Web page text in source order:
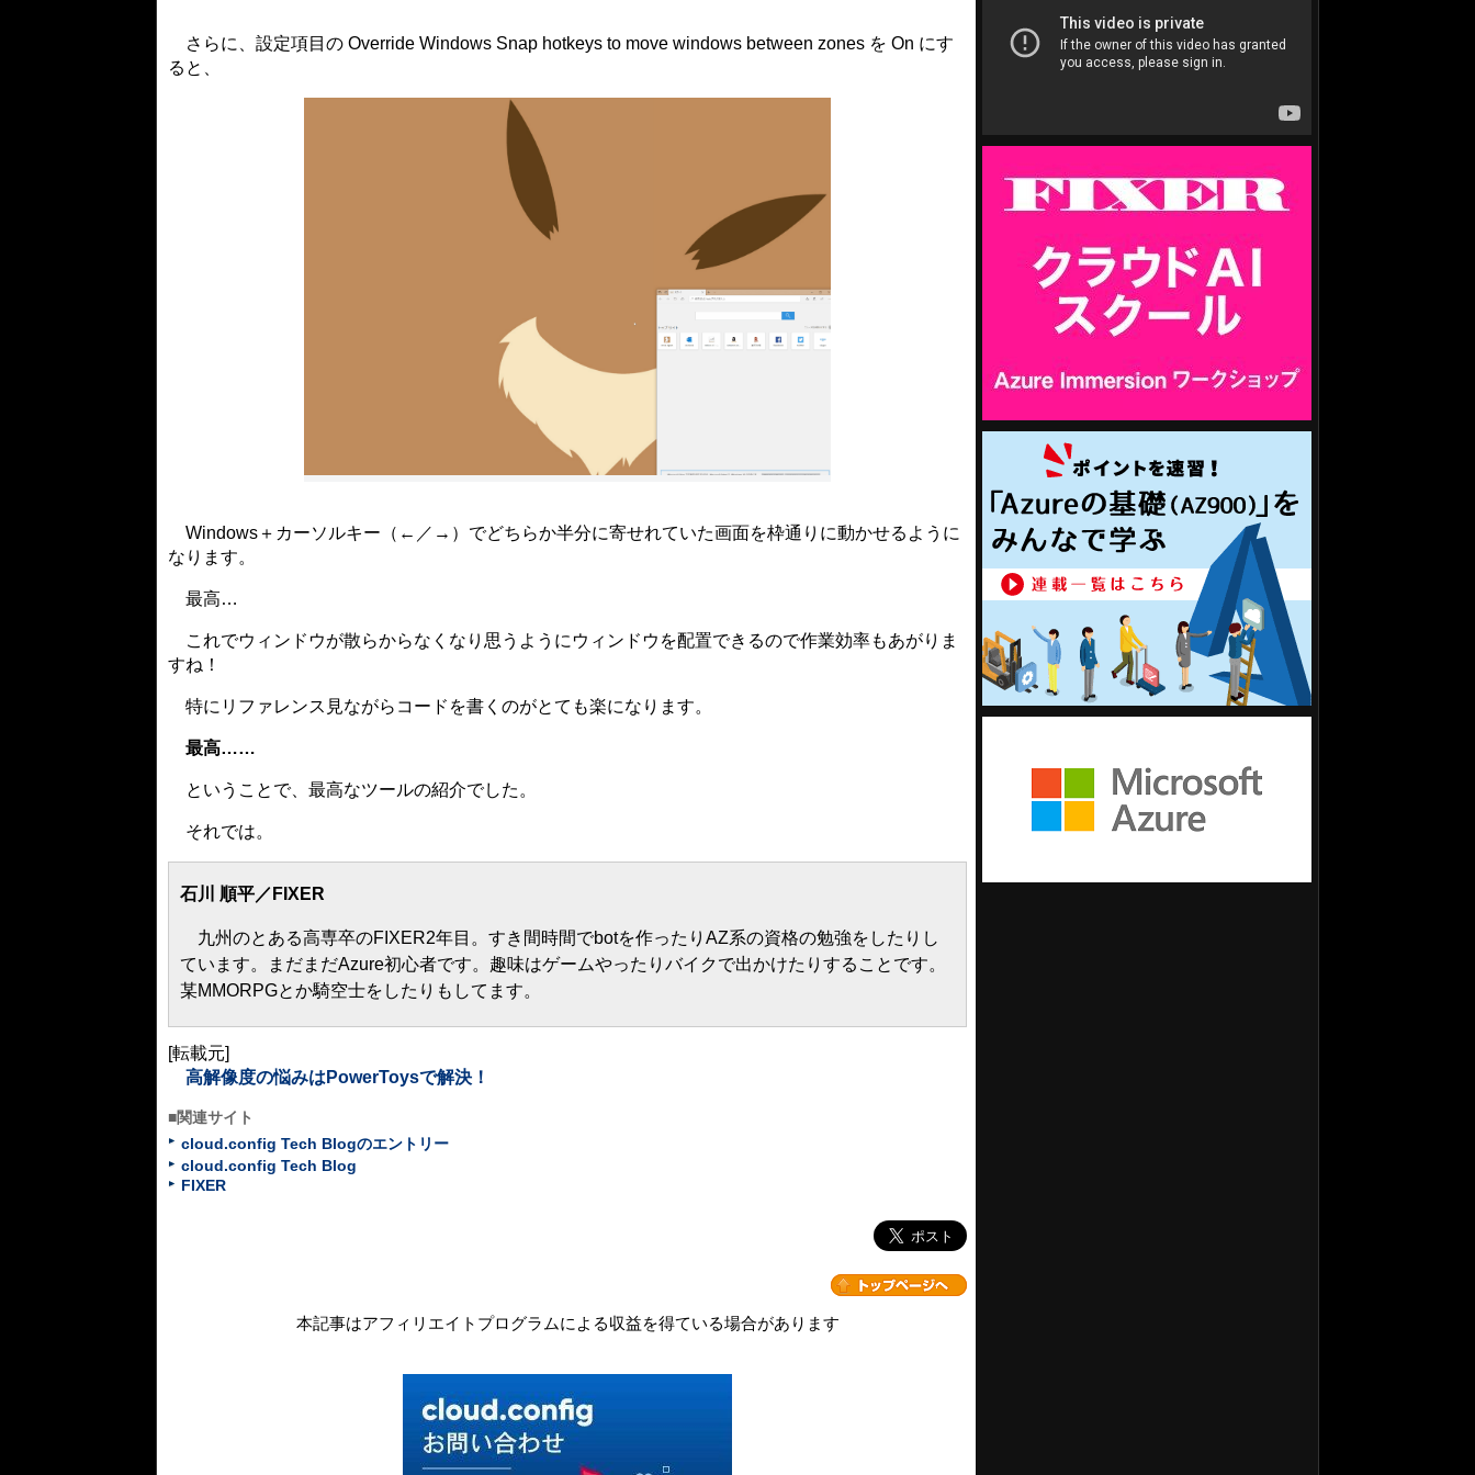
さらに、設定項目の Override Windows Snap hotkeys to move windows between zones を On にす
ると、
Windows＋カーソルキー（←／→）でどちらか半分に寄せれていた画面を枠通りに動かせるように
なります。
最高…
これでウィンドウが散らからなくなり思うようにウィンドウを配置できるので作業効率もあがりま
すね！
特にリファレンス見ながらコードを書くのがとても楽になります。
最高……
ということで、最高なツールの紹介でした。
それでは。
石川 順平／FIXER
九州のとある高専卒のFIXER2年目。すき間時間でbotを作ったりAZ系の資格の勉強をしたりし
ています。まだまだAzure初心者です。趣味はゲームやったりバイクで出かけたりすることです。
某MMORPGとか騎空士をしたりもしてます。
[転載元]
高解像度の悩みはPowerToysで解決！
■関連サイト
cloud.config Tech Blogのエントリー
cloud.config Tech Blog
FIXER
本記事はアフィリエイトプログラムによる収益を得ている場合があります